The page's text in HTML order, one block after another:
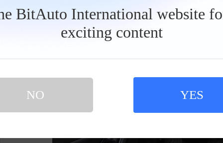
BitAuto International website
exciting content
NO YES